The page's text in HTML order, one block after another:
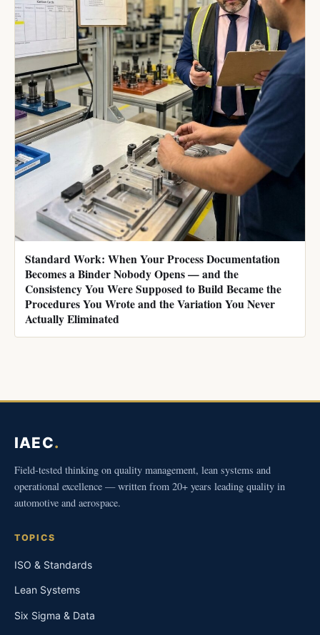
Standard Work: When Your Process Documentation
Becomes a Binder Nobody Opens — and the
Consistency You Were Supposed to Build Became the
Procedures You Wrote and the Variation You Never
Actually Eliminated
IAEC.
Field-tested thinking on quality management, lean systems and
operational excellence — written from 20+ years leading quality in
automotive and aerospace.
TOPICS
ISO & Standards
Lean Systems
Six Sigma & Data